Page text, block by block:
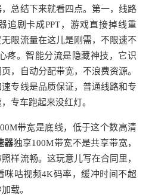
总结下来就看四点。第一，线路
追剧卡成PPT，游戏直接掉线重
无限流量在这儿是刚需，不限速不
疼。智能分流是隐藏神技，它识
，自动分配带宽，不浪费资源。
专线是品质保证，普通线路和专
专车跑起来没红灯。
带宽是底线，低于这个数高清
器独享100M带宽不是共享带宽，
样流畅。这玩意儿写在合同里，
咪咕视频4K码率，缓冲时间不超
载。